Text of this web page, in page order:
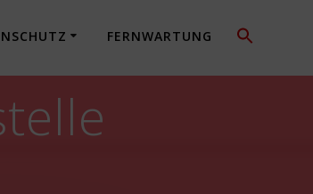
FERNWARTUNG